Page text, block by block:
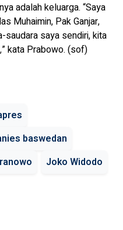
adalah keluarga. “Saya
Muhaimin, Pak Ganjar,
saya sendiri, kita
kata Prabowo. (sof)
baswedan
Joko Widodo